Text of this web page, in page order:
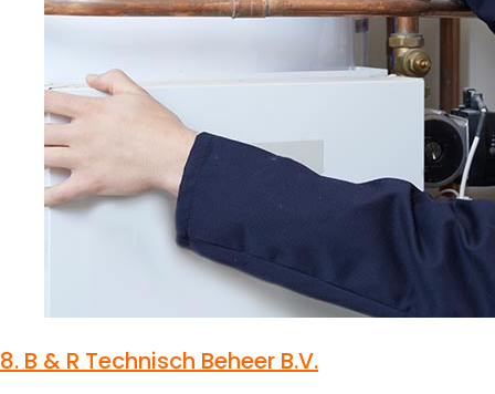
8. B & R Technisch Beheer B.V.